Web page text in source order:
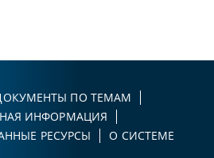
ПО ТЕМАМ
ИНФОРМАЦИЯ
РЕСУРСЫ
О СИСТЕМЕ